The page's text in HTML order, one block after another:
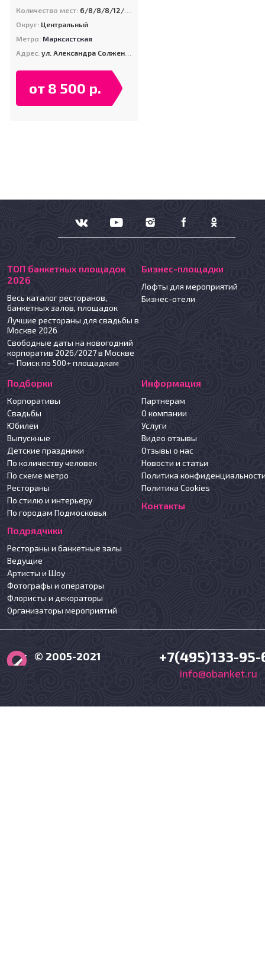
Количество мест: 6/8/8/8/12/12/12/20/ 30/30/50/60/150
Округ: Центральный
Метро: Марксистская
Адрес:ул. Александра Солженицына, д. 2А
от 8 500 р.
ТОП банкетных площадок
2026
Весь каталог ресторанов,
банкетных залов, площадок
Лучшие рестораны для свадьбы в
Москве 2026
Свободные даты на новогодний
корпоратив 2026/2027 в Москве
— Поиск по 500+ площадкам
Бизнес-площадки
Лофты для мероприятий
Бизнес-отели
Подборки
Корпоративы
Свадьбы
Юбилеи
Выпускные
Детские праздники
По количеству человек
По схеме метро
Рестораны
По стилю и интерьеру
По городам Подмосковья
Подрядчики
Рестораны и банкетные залы
Ведущие
Артисты и Шоу
Фотографы и операторы
Флористы и декораторы
Организаторы мероприятий
Информация
Партнерам
О компании
Услуги
Видео отзывы
Отзывы о нас
Новости и статьи
Политика
Политика Cookies
Контакты
© 2005-2021 +7(495)133-95-
info@obanket.ru